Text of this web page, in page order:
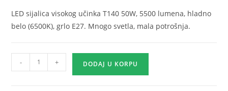
LED sijalica visokog učinka T140 50W, 5500 lumena, hladno
belo (6500K), grlo E27. Mnogo svetla, mala potrošnja.
sijalica
- + DODAJ U KORPU